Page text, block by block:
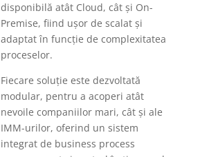
disponibilă atât Cloud, cât și On-
Premise, fiind ușor de scalat și
adaptat în funcție de complexitatea
proceselor.
Fiecare soluție este dezvoltată
modular, pentru a acoperi atât
nevoile companiilor mari, cât și ale
IMM-urilor, oferind un sistem
integrat de business process